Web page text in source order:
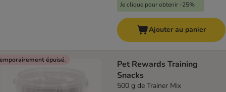
Je clique pour obtenir -25%
Ajouter au panier
épuisé.
Pet Rewards Training
Snacks
500 g de Trainer Mix